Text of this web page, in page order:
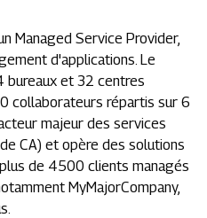
Managed Service Provider,
d'applications. Le
bureaux et 32 centres
collaborateurs répartis sur 6
majeur des services
CA) et opère des solutions
de 4500 clients managés
MyMajorCompany,